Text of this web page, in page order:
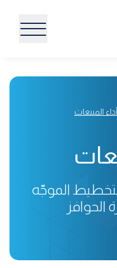
المبيعات
الموجّه
الحوافز